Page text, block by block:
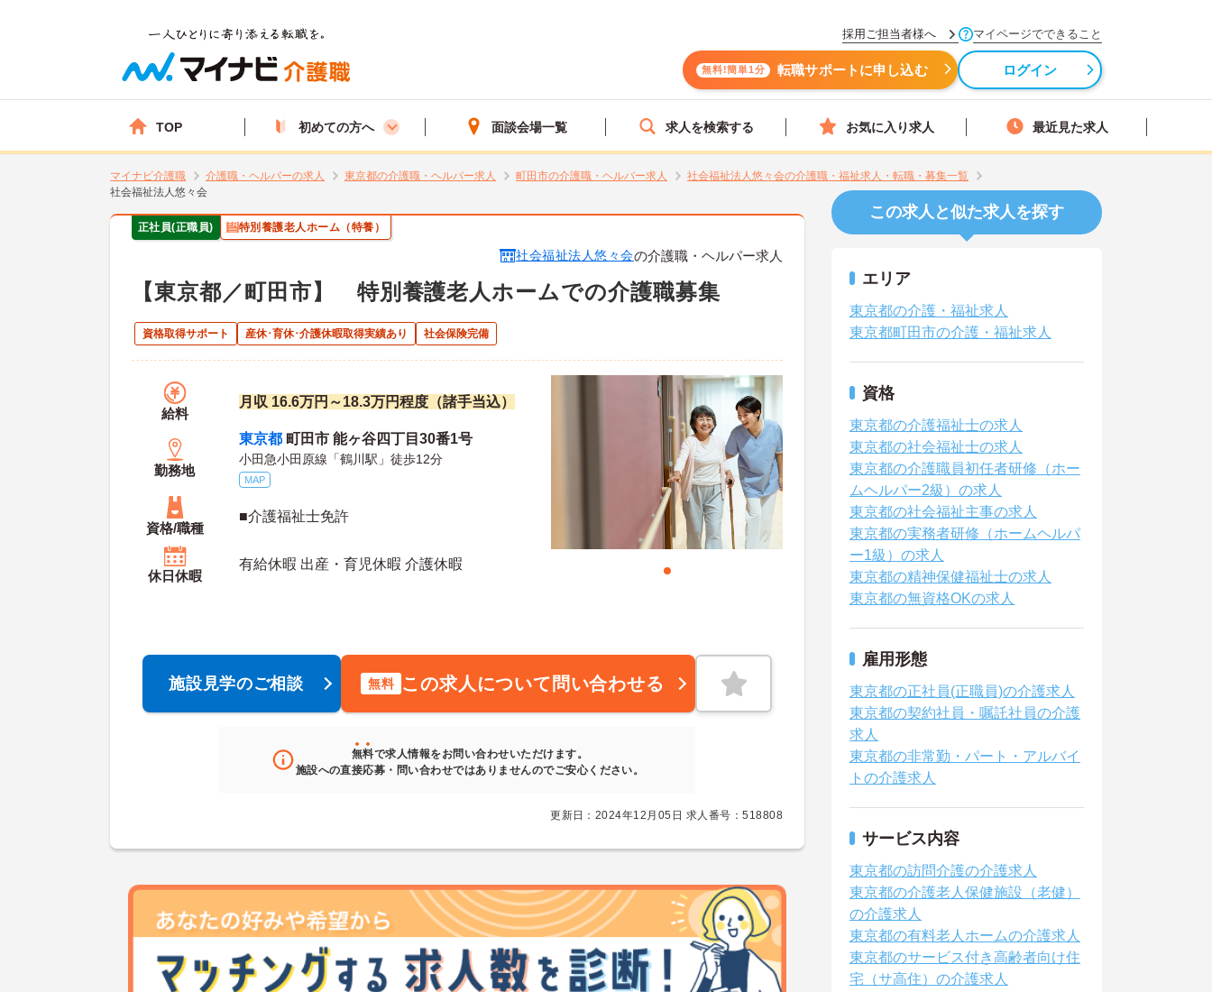
採用ご担当者様へ マイページでできること
無料!簡単1分 転職サポートに申し込む ログイン
TOP 初めての方へ 面談会場一覧 求人を検索する お気に入り求人 最近見た求人
マイナビ介護職 介護職・ヘルパーの求人 東京都の介護職・ヘルパー求人 町田市の介護職・ヘルパー求人
社会福祉法人悠々会の介護職・福祉求人・転職・募集一覧
社会福祉法人悠々会
正社員(正職員) 特別養護老人ホーム（特養）
社会福祉法人悠々会の介護職・ヘルパー求人
【東京都／町田市】 特別養護老人ホームでの介護職募集
資格取得サポート 産休･育休･介護休暇取得実績あり 社会保険完備
給料
月収 16.6万円～18.3万円程度（諸手当込）
勤務地
東京都 町田市 能ヶ谷四丁目30番1号
小田急小田原線「鶴川駅」徒歩12分
MAP
資格/職種
■介護福祉士免許
休日休暇
有給休暇 出産・育児休暇 介護休暇
施設見学のご相談 無料 この求人について問い合わせる
無料で求人情報をお問い合わせいただけます。
施設への直接応募・問い合わせではありませんのでご安心ください。
更新日：2024年12月05日 求人番号：518808
この求人と似た求人を探す
エリア
東京都の介護・福祉求人
東京都町田市の介護・福祉求人
資格
東京都の介護福祉士の求人
東京都の社会福祉士の求人
東京都の介護職員初任者研修（ホー
ムヘルパー2級）の求人
東京都の社会福祉主事の求人
東京都の実務者研修（ホームヘルパ
ー1級）の求人
東京都の精神保健福祉士の求人
東京都の無資格OKの求人
雇用形態
東京都の正社員(正職員)の介護求人
東京都の契約社員・嘱託社員の介護
求人
東京都の非常勤・パート・アルバイ
トの介護求人
サービス内容
東京都の訪問介護の介護求人
東京都の介護老人保健施設（老健）
の介護求人
東京都の有料老人ホームの介護求人
東京都のサービス付き高齢者向け住
宅（サ高住）の介護求人